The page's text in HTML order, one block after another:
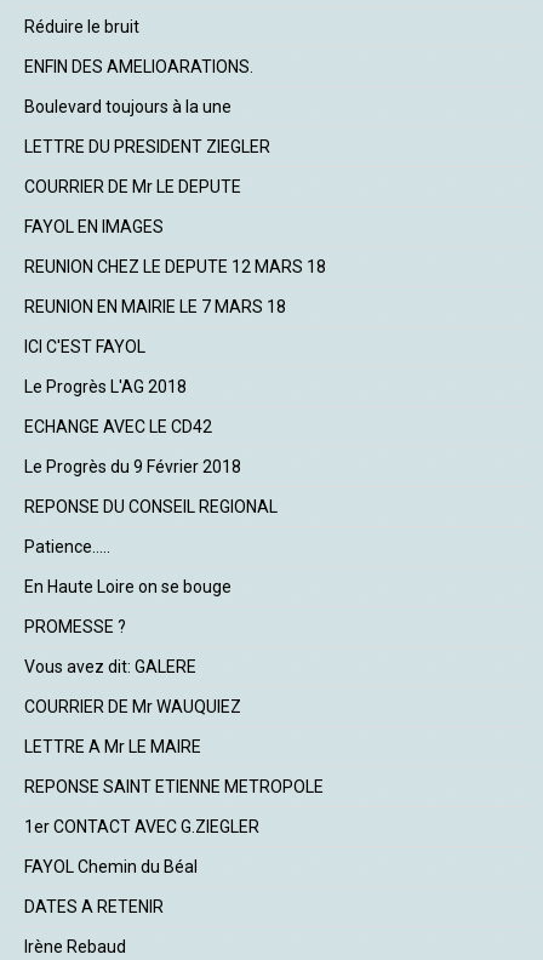
Réduire le bruit
ENFIN DES AMELIOARATIONS.
Boulevard toujours à la une
LETTRE DU PRESIDENT ZIEGLER
COURRIER DE Mr LE DEPUTE
FAYOL EN IMAGES
REUNION CHEZ LE DEPUTE 12 MARS 18
REUNION EN MAIRIE LE 7 MARS 18
ICI C'EST FAYOL
Le Progrès L'AG 2018
ECHANGE AVEC LE CD42
Le Progrès du 9 Février 2018
REPONSE DU CONSEIL REGIONAL
Patience.....
En Haute Loire on se bouge
PROMESSE ?
Vous avez dit: GALERE
COURRIER DE Mr WAUQUIEZ
LETTRE A Mr LE MAIRE
REPONSE SAINT ETIENNE METROPOLE
1er CONTACT AVEC G.ZIEGLER
FAYOL Chemin du Béal
DATES A RETENIR
Irène Rebaud